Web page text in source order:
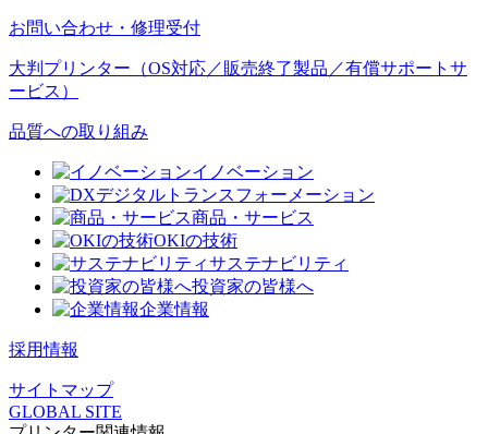
お問い合わせ・修理受付
大判プリンター（OS対応／販売終了製品／有償サポートサ
ービス）
品質への取り組み
イノベーション
デジタルトランスフォーメーション
商品・サービス
OKIの技術
サステナビリティ
投資家の皆様へ
企業情報
採用情報
サイトマップ
GLOBAL SITE